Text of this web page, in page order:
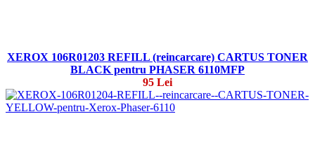
XEROX 106R01203 REFILL (reincarcare) CARTUS TONER
BLACK pentru PHASER 6110MFP
95 Lei